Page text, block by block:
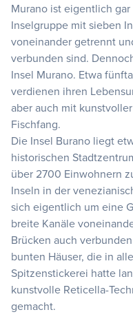
Murano ist eigentlich
Inselgruppe mit sieben
voneinander getrennt
verbunden sind.
Insel Murano. Etwa
verdienen ihren
aber auch mit
Fischfang.
Die Insel Burano liegt
historischen
über 2700 Einwohnern
Inseln in der
sich eigentlich um eine
breite Kanäle
Brücken auch
bunten Häuser, die in
Spitzenstickerei hatte
kunstvolle Reticella-
gemacht.